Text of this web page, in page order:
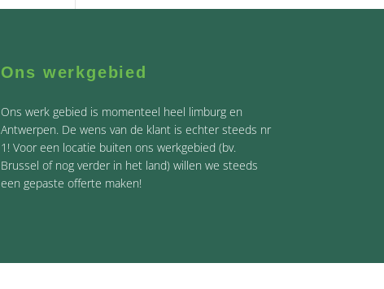
Ons werkgebied
Ons werk gebied is momenteel heel limburg en
Antwerpen. De wens van de klant is echter steeds nr
1! Voor een locatie buiten ons werkgebied (bv.
Brussel of nog verder in het land) willen we steeds
een gepaste offerte maken!